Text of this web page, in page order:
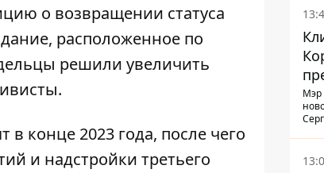
о возвращении статуса
расположенное по
решили увеличить
конце 2023 года, после чего
и надстройки третьего
на
Мэр